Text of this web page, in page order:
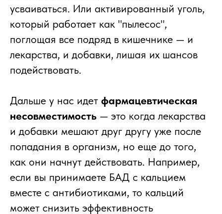
усваиваться. Или активированный уголь,
который работает как "пылесос",
поглощая все подряд в кишечнике — и
лекарства, и добавки, лишая их шансов
подействовать.
Дальше у нас идет фармацевтическая
несовместимость — это когда лекарства
и добавки мешают друг другу уже после
попадания в организм, но еще до того,
как они начнут действовать. Например,
если вы принимаете БАД с кальцием
вместе с антибиотиками, то кальций
может снизить эффективность